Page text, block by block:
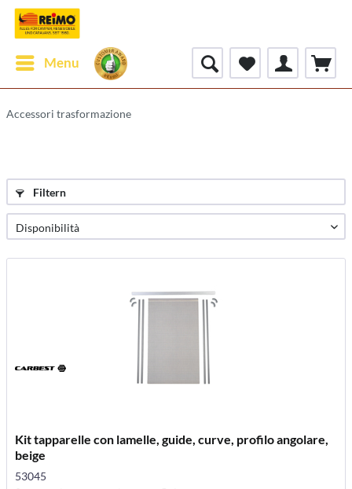
Menu
Accessori trasformazione
Filtern
Kit tapparelle con lamelle, guide, curve, profilo angolare,
beige
53045